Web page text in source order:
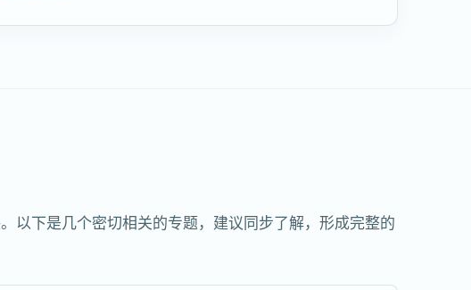
以下是几个密切相关的专题，建议同步了解，形成完整的